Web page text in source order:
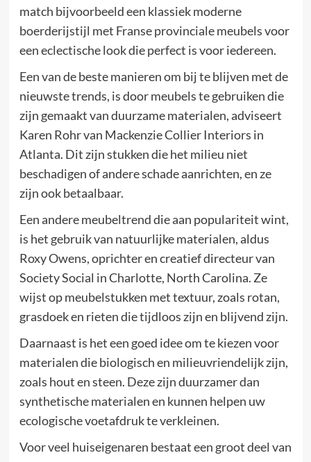
match bijvoorbeeld een klassiek moderne
boerderijstijl met Franse provinciale meubels voor
een eclectische look die perfect is voor iedereen.
Een van de beste manieren om bij te blijven met de
nieuwste trends, is door meubels te gebruiken die
zijn gemaakt van duurzame materialen, adviseert
Karen Rohr van Mackenzie Collier Interiors in
Atlanta. Dit zijn stukken die het milieu niet
beschadigen of andere schade aanrichten, en ze
zijn ook betaalbaar.
Een andere meubeltrend die aan populariteit wint,
is het gebruik van natuurlijke materialen, aldus
Roxy Owens, oprichter en creatief directeur van
Society Social in Charlotte, North Carolina. Ze
wijst op meubelstukken met textuur, zoals rotan,
grasdoek en rieten die tijdloos zijn en blijvend zijn.
Daarnaast is het een goed idee om te kiezen voor
materialen die biologisch en milieuvriendelijk zijn,
zoals hout en steen. Deze zijn duurzamer dan
synthetische materialen en kunnen helpen uw
ecologische voetafdruk te verkleinen.
Voor veel huiseigenaren bestaat een groot deel van